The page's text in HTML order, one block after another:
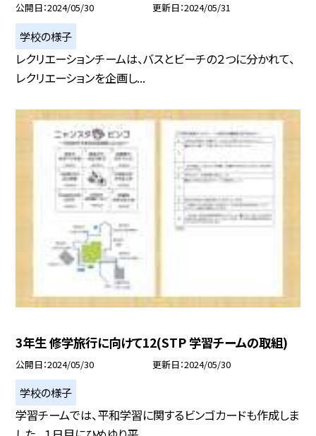
公開日 2024/05/30 更新日 2024/05/31
学校の様子
レクリエーションチームは、バスとビーチの２つに分かれて、
レクリエーションを企画し...
3年生 修学旅行に向けて12(STP 学習チームの取組)
公開日 2024/05/30 更新日 2024/05/30
学校の様子
学習チームでは、平和学習に関するビンゴカードも作成しま